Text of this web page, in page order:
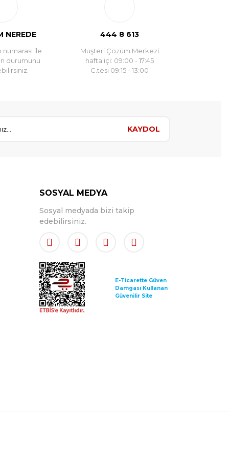
NEREDE
ile
durumunu
444 8 613
Müşteri Çözüm Merkezi
hafta içi: 09:00 - 17:45
C.tesi 09:15 - 13:00
KAYDOL
SOSYAL MEDYA
Sosyal medyada bizi takip
edebilirsiniz.
E-Ticarette Güven
Damgası Kullanan
Güvenilir Site